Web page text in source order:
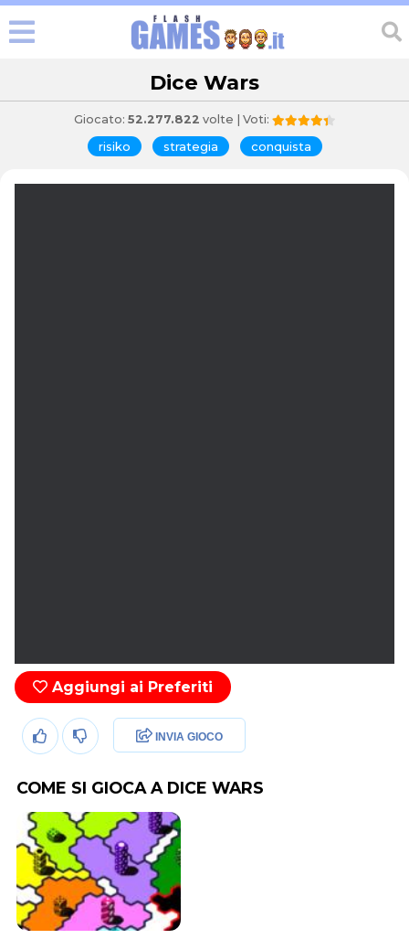
Dice Wars
Giocato: 52.277.822 volte | Voti:
risiko strategia conquista
Aggiungi ai Preferiti
INVIA GIOCO
COME SI GIOCA A DICE WARS